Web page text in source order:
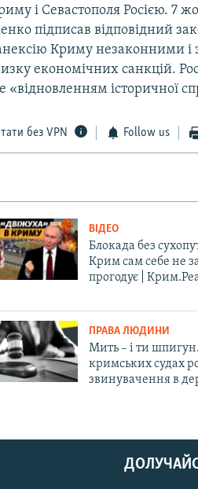
і Севастополя Росією. 7
підписав відповідний
Криму незаконними і
економічних санкцій.
«відновленням історичної
без VPN Follow us
ВІДЕО
Блокада без
Крим сам себе не
прогодує |
ПРАВА ЛЮДИНИ
Мить – і ти
кримських судах
звинувачення в